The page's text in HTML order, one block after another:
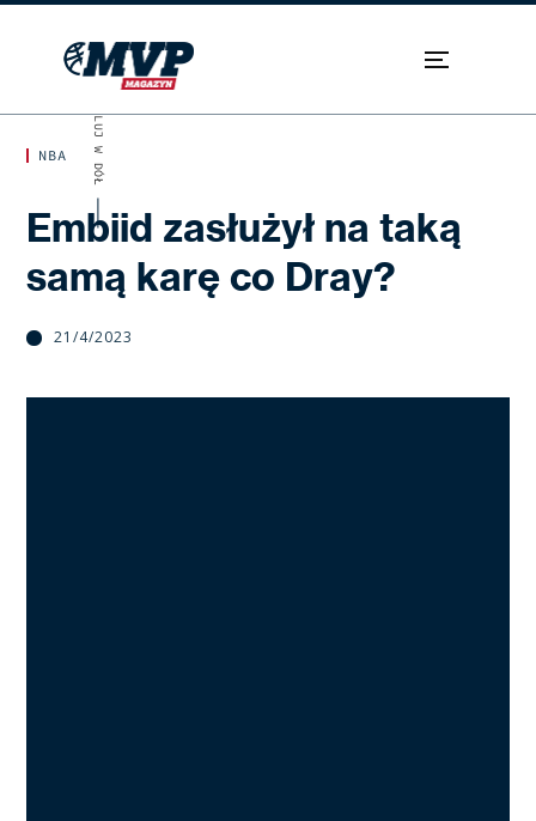
NBA
Embiid zasłużył na taką
samą karę co Dray?
21/4/2023
SKROLUJ W DÓŁ